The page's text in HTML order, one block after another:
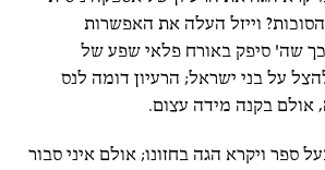
וייזל העלה את האפשרות
שה' סיפק באורח פלאי שפע של
על בני ישראל; הרעיון דומה לנס
אולם בקנה מידה עצום.
ספר ויקרא הגה בחזונו; אולם איני סבור